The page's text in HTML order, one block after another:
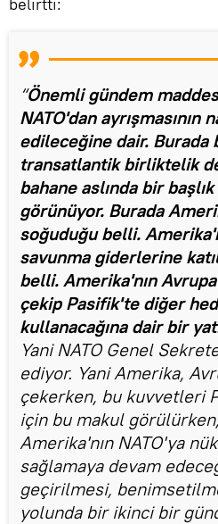
“Önemli gündem
NATO'dan ayrışmasının
edileceğine dair. Burada
transatlantik birliktelik
bahane aslında bir
görünüyor. Burada
soğuduğu belli.
savunma giderlerine
belli. Amerika'nın
çekip Pasifik'te diğer
kullanacağına dair bir
Yani NATO Genel
ediyor. Yani Amerika,
çekerken, bu kuvvetleri
için bu makul
Amerika'nın NATO'ya
sağlamaya devam
geçirilmesi,
yolunda bir ikinci bir